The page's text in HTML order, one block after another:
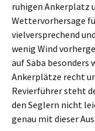
ruhigen Ankerplatz
Wettervorhersage
vielversprechend
wenig Wind
auf Saba besonders
Ankerplätze recht
Revierführer steht
den Seglern nicht
genau mit dieser